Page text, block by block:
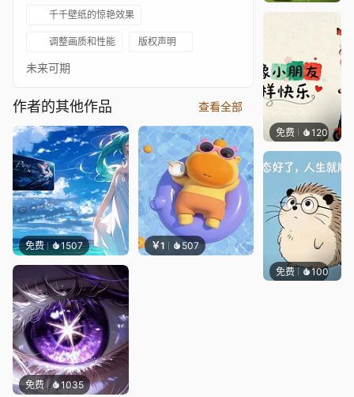
千千壁纸的惊艳效果
调整画质和性能 版权声明
未来可期
作者的其他作品 查看全部
免费 1507 ￥1 507
免费 1035
免费 120渔小小
免费 100渔小小